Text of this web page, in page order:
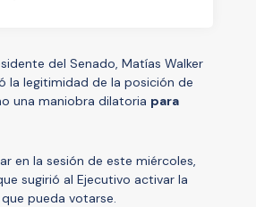
del Senado, Matías Walker
la legitimidad de la posición de
una maniobra dilatoria para
en la sesión de este miércoles,
sugirió al Ejecutivo activar la
pueda votarse.